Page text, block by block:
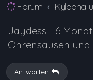
Forum
Jaydess - 6
Ohrensausen
Antworten